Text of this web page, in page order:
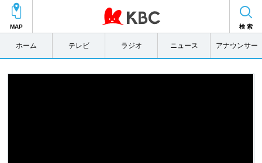
MAP 検 索
ホーム テレビ ラジオ ニュース アナウンサー